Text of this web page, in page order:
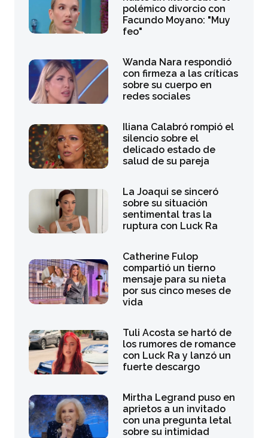
polémico divorcio con
Facundo Moyano: "Muy
feo"
Wanda Nara respondió
con firmeza a las críticas
sobre su cuerpo en
redes sociales
Iliana Calabró rompió el
silencio sobre el
delicado estado de
salud de su pareja
La Joaqui se sinceró
sobre su situación
sentimental tras la
ruptura con Luck Ra
Catherine Fulop
compartió un tierno
mensaje para su nieta
por sus cinco meses de
vida
Tuli Acosta se hartó de
los rumores de romance
con Luck Ra y lanzó un
fuerte descargo
Mirtha Legrand puso en
aprietos a un invitado
con una pregunta letal
sobre su intimidad